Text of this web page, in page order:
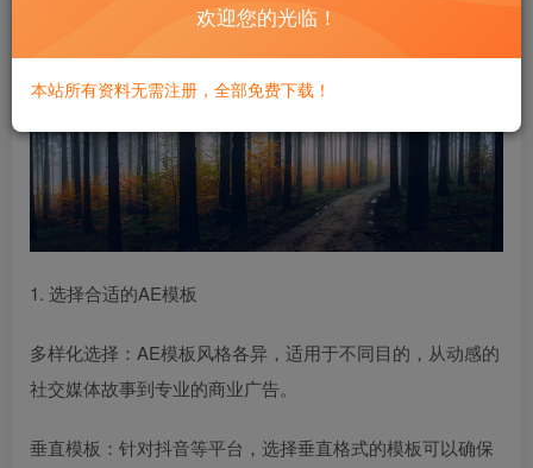
1. 选择合适的AE模板
多样化选择：AE模板风格各异，适用于不同目的，从动感的
社交媒体故事到专业的商业广告。
垂直模板：针对抖音等平台，选择垂直格式的模板可以确保
欢迎您的光临！
本站所有资料无需注册，全部免费下载！